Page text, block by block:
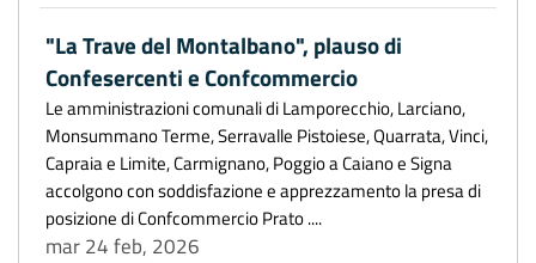
"La Trave del Montalbano", plauso di
Confesercenti e Confcommercio
Le amministrazioni comunali di Lamporecchio, Larciano,
Monsummano Terme, Serravalle Pistoiese, Quarrata, Vinci,
Capraia e Limite, Carmignano, Poggio a Caiano e Signa
accolgono con soddisfazione e apprezzamento la presa di
posizione di Confcommercio Prato ....
mar 24 feb, 2026